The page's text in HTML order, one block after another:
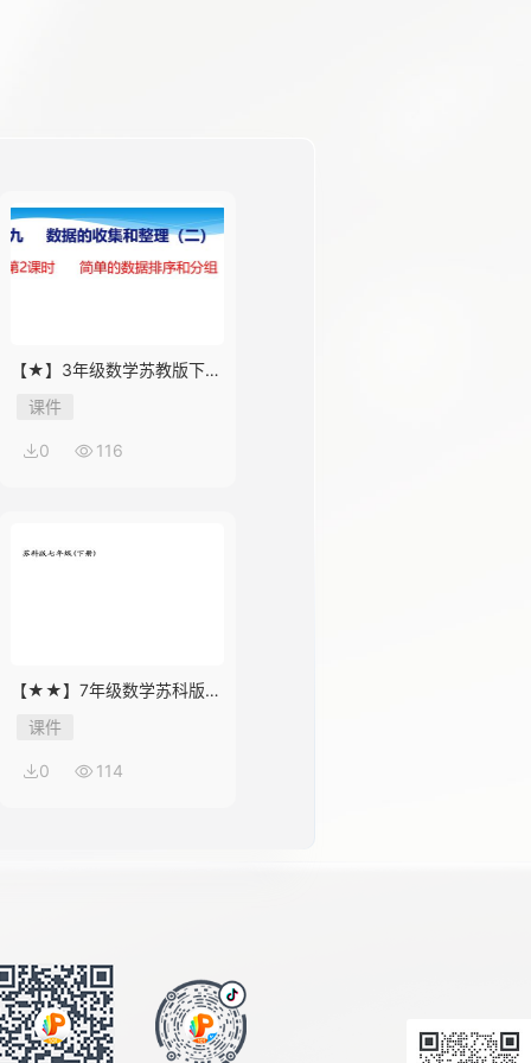
【★】3年级数学苏教版下册
课件第9单元《数据的收集和
整理（二）》
课件
0 116
【★★】7年级数学苏科版下
册课件第12单元 《12.1 定义
与命题》
课件
0 114